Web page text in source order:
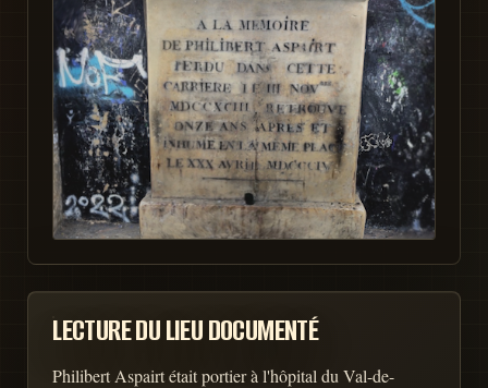
LECTURE DU LIEU DOCUMENTÉ
Philibert Aspairt était portier à l'hôpital du Val-de-